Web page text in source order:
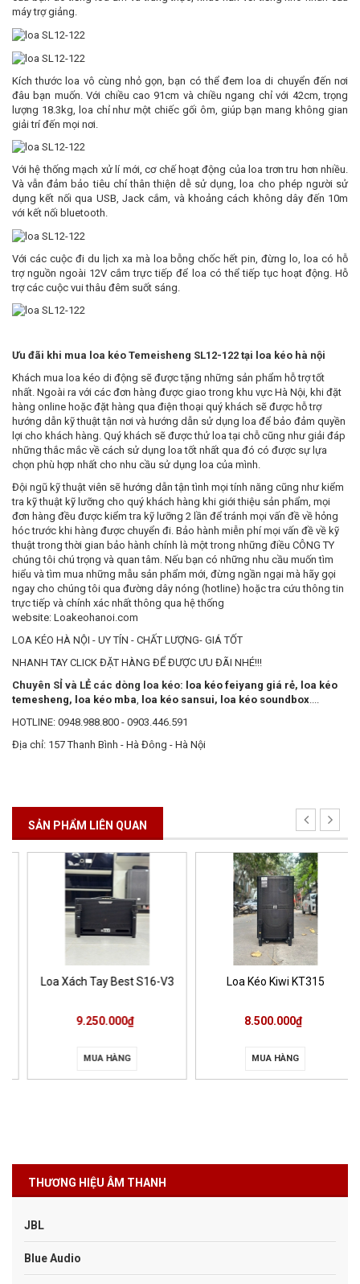
máy trợ giảng.
Kích thước loa vô cùng nhỏ gọn, bạn có thể đem loa di chuyển đến nơi
đâu bạn muốn. Với chiều cao 91cm và chiều ngang chỉ với 42cm, trọng
lượng 18.3kg, loa chỉ như một chiếc gối ôm, giúp bạn mang không gian
giải trí đến mọi nơi.
Với hệ thống mạch xử lí mới, cơ chế hoạt động của loa trơn tru hơn nhiều.
Và vẫn đảm bảo tiêu chí thân thiện dễ sử dụng, loa cho phép người sử
dụng kết nối qua USB, Jack cắm, và khoảng cách không dây đến 10m
với kết nối bluetooth.
Với các cuộc đi du lịch xa mà loa bỗng chốc hết pin, đừng lo, loa có hỗ
trợ nguồn ngoài 12V cắm trực tiếp để loa có thể tiếp tục hoạt động. Hỗ
trợ các cuộc vui thâu đêm suốt sáng.
Ưu đãi khi mua loa kéo Temeisheng SL12-122 tại loa kéo hà nội
Khách mua loa kéo di động sẽ được tặng những sản phẩm hỗ trợ tốt
nhất. Ngoài ra với các đơn hàng được giao trong khu vực Hà Nội, khi đặt
hàng online hoặc đặt hàng qua điện thoại quý khách sẽ được hỗ trợ
hướng dẫn kỹ thuật tận nơi và hướng dẫn sử dụng loa để bảo đảm quyền
lợi cho khách hàng. Quý khách sẽ được thử loa tại chỗ cũng như giải đáp
những thắc mắc về cách sử dụng loa tốt nhất qua đó có được sự lựa
chọn phù hợp nhất cho nhu cầu sử dụng loa của mình.
Đội ngũ kỹ thuật viên sẽ hướng dẫn tận tình mọi tính năng cũng như kiểm
tra kỹ thuật kỹ lưỡng cho quý khách hàng khi giới thiệu sản phẩm, mọi
đơn hàng đều được kiểm tra kỹ lưỡng 2 lần để tránh mọi vấn đề về hỏng
hóc trước khi hàng được chuyển đi. Bảo hành miễn phí mọi vấn đề về kỹ
thuật trong thời gian bảo hành chính là một trong những điều CÔNG TY
chúng tôi chú trọng và quan tâm. Nếu bạn có những nhu cầu muốn tìm
hiểu và tìm mua những mẫu sản phẩm mới, đừng ngần ngại mà hãy gọi
ngay cho chúng tôi qua đường dây nóng (hotline) hoặc tra cứu thông tin
trực tiếp và chính xác nhất thông qua hệ thống
website: Loakeohanoi.com
LOA KÉO HÀ NỘI - UY TÍN - CHẤT LƯỢNG- GIÁ TỐT
NHANH TAY CLICK ĐẶT HÀNG ĐỂ ĐƯỢC ƯU ĐÃI NHÉ!!!
Chuyên SỈ và LẺ các dòng loa kéo: loa kéo feiyang giá rẻ, loa kéo
temesheng, loa kéo mba, loa kéo sansui, loa kéo soundbox....
HOTLINE: 0948.988.800 - 0903.446.591
Địa chỉ: 157 Thanh Bình - Hà Đông - Hà Nội
SẢN PHẨM LIÊN QUAN
Loa Xách Tay Best S16-V3
9.250.000₫
MUA HÀNG
Loa Kéo Kiwi KT315
8.500.000₫
MUA HÀNG
THƯƠNG HIỆU ÂM THANH
JBL
Blue Audio